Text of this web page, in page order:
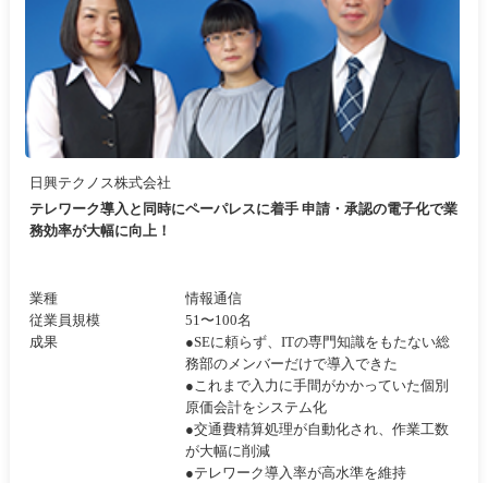
日興テクノス株式会社
テレワーク導入と同時にペーパレスに着手 申請・承認の電子化で業
務効率が大幅に向上！
業種
情報通信
従業員規模
51〜100名
成果
●SEに頼らず、ITの専門知識をもたない総
務部のメンバーだけで導入できた
●これまで入力に手間がかかっていた個別
原価会計をシステム化
●交通費精算処理が自動化され、作業工数
が大幅に削減
●テレワーク導入率が高水準を維持